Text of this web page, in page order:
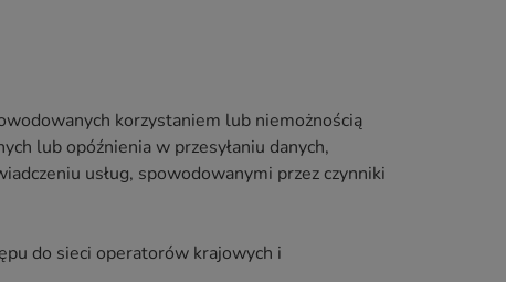
korzystaniem lub niemożnością
lub opóźnienia w przesyłaniu danych,
usług, spowodowanymi przez czynniki
do sieci operatorów krajowych i